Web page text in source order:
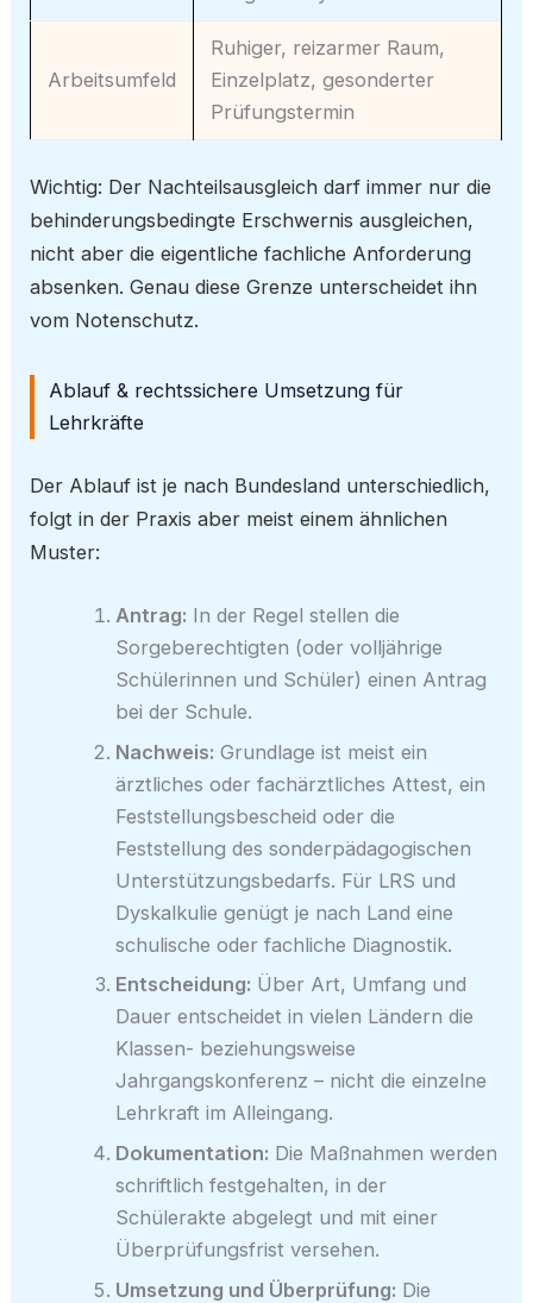
Arbeitsumfeld
Ruhiger, reizarmer Raum,
Einzelplatz, gesonderter
Prüfungstermin
Wichtig: Der Nachteilsausgleich darf immer nur die
behinderungsbedingte Erschwernis ausgleichen,
nicht aber die eigentliche fachliche Anforderung
absenken. Genau diese Grenze unterscheidet ihn
vom Notenschutz.
Ablauf & rechtssichere Umsetzung für
Lehrkräfte
Der Ablauf ist je nach Bundesland unterschiedlich,
folgt in der Praxis aber meist einem ähnlichen
Muster:
Antrag: In der Regel stellen die
Sorgeberechtigten (oder volljährige
Schülerinnen und Schüler) einen Antrag
bei der Schule.
Nachweis: Grundlage ist meist ein
ärztliches oder fachärztliches Attest, ein
Feststellungsbescheid oder die
Feststellung des sonderpädagogischen
Unterstützungsbedarfs. Für LRS und
Dyskalkulie genügt je nach Land eine
schulische oder fachliche Diagnostik.
Entscheidung: Über Art, Umfang und
Dauer entscheidet in vielen Ländern die
Klassen- beziehungsweise
Jahrgangskonferenz – nicht die einzelne
Lehrkraft im Alleingang.
Dokumentation: Die Maßnahmen werden
schriftlich festgehalten, in der
Schülerakte abgelegt und mit einer
Überprüfungsfrist versehen.
Umsetzung und Überprüfung: Die